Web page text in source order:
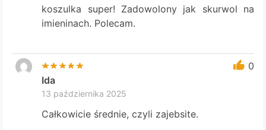
koszulka super! Zadowolony jak skurwol na
imieninach. Polecam.
0
Ida
13 października 2025
Całkowicie średnie, czyli zajebsite.